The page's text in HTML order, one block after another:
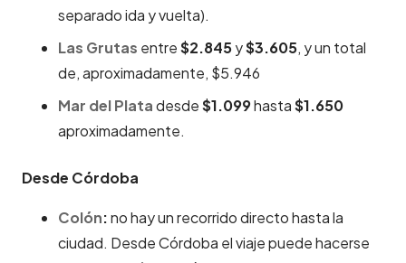
separado ida y vuelta).
Las Grutas entre$2.845y$3.605, y un total
de, aproximadamente, $5.946
Mar del Platadesde$1.099hasta$1.650
aproximadamente.
Desde Córdoba
Colón:no hay un recorrido directo hasta la
ciudad. Desde Córdoba el viaje puede hacerse